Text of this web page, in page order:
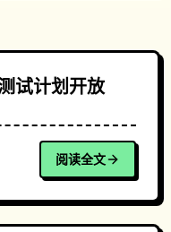
试计划开放
阅读全文